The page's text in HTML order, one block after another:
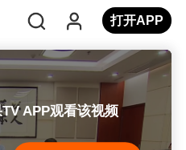
打开APP
APP观看该视频